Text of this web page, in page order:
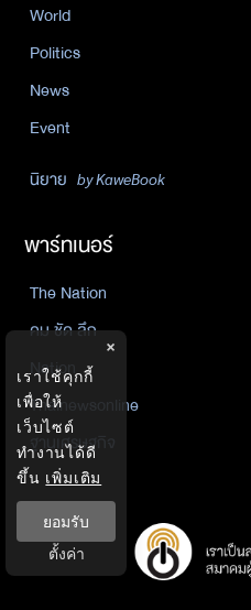
World
Politics
News
Event
นิยาย by KaweBook
พาร์ทเนอร์
The Nation
คม ชัด ลึก
Nation
Thainewsonline
ฐานเศรษฐกิจ
×
เราใช้คุกกี้
เพื่อให้
เว็บไซต์
ทำงานได้ดี
ขึ้น เพิ่มเติม
ยอมรับ
ตั้งค่า